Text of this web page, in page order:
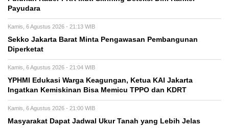
Payudara
Kamis, 6 Agustus 2026 - 21:13 WIB
Sekko Jakarta Barat Minta Pengawasan Pembangunan
Diperketat
Kamis, 6 Agustus 2026 - 21:04 WIB
YPHMI Edukasi Warga Keagungan, Ketua KAI Jakarta
Ingatkan Kemiskinan Bisa Memicu TPPO dan KDRT
Kamis, 6 Agustus 2026 - 21:00 WIB
Masyarakat Dapat Jadwal Ukur Tanah yang Lebih Jelas